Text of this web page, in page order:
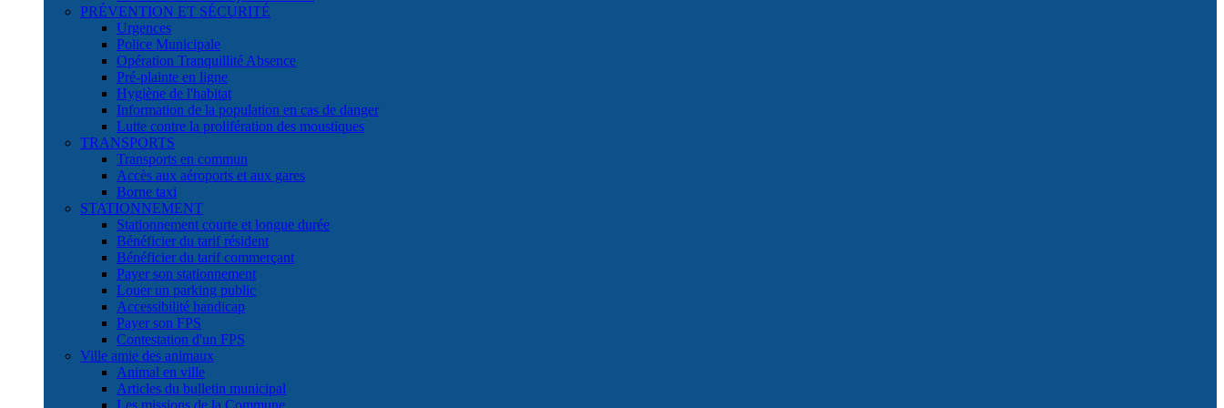
PRÉVENTION ET SÉCURITÉ
Urgences
Police Municipale
Opération Tranquillité Absence
Pré-plainte en ligne
Hygiène de l'habitat
Information de la population en cas de danger
Lutte contre la prolifération des moustiques
TRANSPORTS
Transports en commun
Accès aux aéroports et aux gares
Borne taxi
STATIONNEMENT
Stationnement courte et longue durée
Bénéficier du tarif résident
Bénéficier du tarif commerçant
Payer son stationnement
Louer un parking public
Accessibilité handicap
Payer son FPS
Contestation d'un FPS
Ville amie des animaux
Animal en ville
Articles du bulletin municipal
Les missions de la Commune